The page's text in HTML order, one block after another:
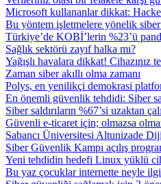
Microsoft kullananlar dikkat: Hacker
Bu yöntem işletmelere yönelik siber
Türkiye’de KOBİ’lerin %23’ü
Sağlık sektörü zayıf halka mı?
Yağışlı havalara dikkat! Cihazınız
Zaman siber akıllı olma zamanı
Polys, en yenilikçi demokrasi
En önemli güvenlik tehdidi: Siber
Siber saldırıların %67’si uzaktan
Güvenli e-ticaret için; olmazsa
Sabancı Üniversitesi Altunizade
Siber Güvenlik Kampı açılış
Yeni tehdidin hedefi Linux yüklü
Bu yaz çocuklar internette neyle